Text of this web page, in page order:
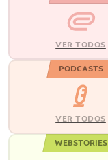
VER TODOS
PODCASTS
VER TODOS
WEBSTORIES